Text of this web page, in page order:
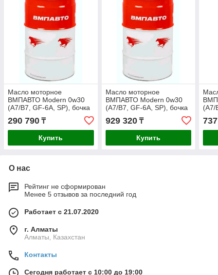
Масло моторное
ВМПАВТО Modern 0w30
(А7/B7, GF-6A, SP), бочка
290 790 ₸
Купить
Масло моторное
ВМПАВТО Modern 0w30
(А7/B7, GF-6A, SP), бочка
929 320₸
Купить
(A7/
О нас
Рейтинг не сформирован
Менее 5 отзывов за последний год
Работает с 21.07.2020
г. Алматы
Алматы, Казахстан
Контакты
Сегодня работает с 10:00 до 19:00